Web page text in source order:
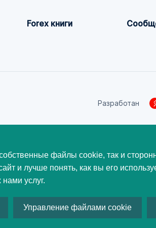
Forex книги
Разработан
использованы на этом
со стороны
файлы cookie, так и
и лучше понять, как вы его
услуг.
Управление файлами cookie